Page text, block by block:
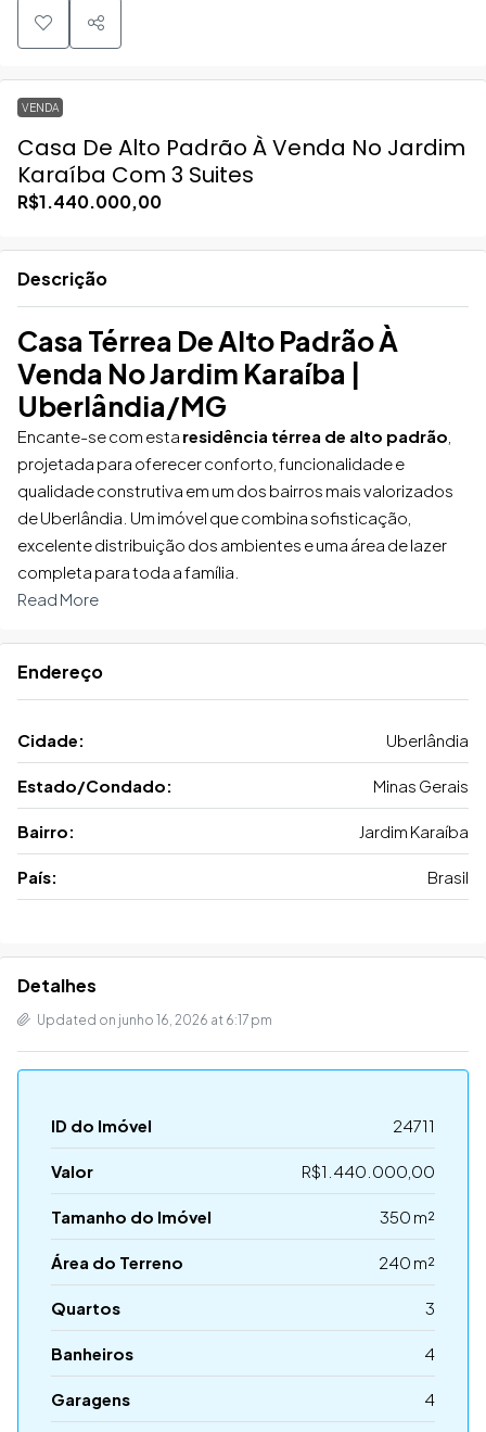
VENDA
Casa De Alto Padrão À Venda No Jardim
Karaíba Com 3 Suites
R$1.440.000,00
Descrição
Casa Térrea De Alto Padrão À
Venda No Jardim Karaíba |
Uberlândia/MG
Encante-se com esta residência térrea de alto padrão
projetada para oferecer conforto, funcionalidade e
qualidade construtiva em um dos bairros mais valorizados
de Uberlândia. Um imóvel que combina sofisticação,
excelente distribuição dos ambientes e uma área de lazer
completa para toda a família.
Read More
Endereço
Cidade: Uberlândia
Estado/Condado: Minas Gerais
Bairro: Jardim Karaíba
País: Brasil
Detalhes
Updated on junho 16, 2026 at 6:17 pm
ID do Imóvel 24711
Valor R$1.440.000,00
Tamanho do Imóvel 350 m²
Área do Terreno 240 m²
Quartos 3
Banheiros 4
Garagens 4